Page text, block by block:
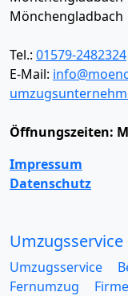
Mönchengladbach
Tel.: 01579-2482324
E-Mail:
Öffnungszeiten:
Impressum
Datenschutz
Umzugsservice
Umzugsservice
Fernumzug